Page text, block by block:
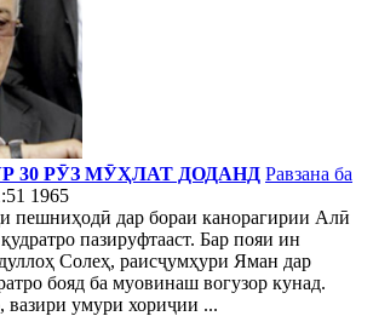
30 РӮЗ МӮҲЛАТ ДОДАНД Равзана ба
1965
пешниҳодӣ дар бораи канорагирии Алӣ
пазируфтааст. Бар пояи ин
Солеҳ, раисҷумҳури Яман дар
бояд ба муовинаш вогузор кунад.
вазири умури хориҷии ...